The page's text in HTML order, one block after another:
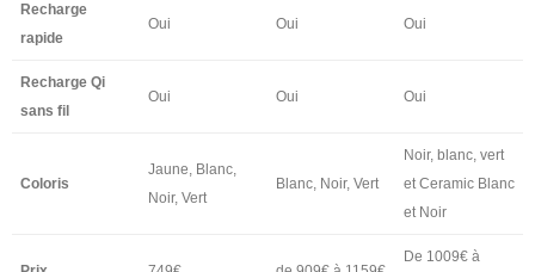
Recharge
rapide
Oui Oui Oui
Recharge Qi
sans fil
Oui Oui Oui
Coloris
Jaune, Blanc,
Noir, Vert
Blanc, Noir, Vert
Noir, blanc, vert
et Ceramic Blanc
et Noir
De 1009€ à